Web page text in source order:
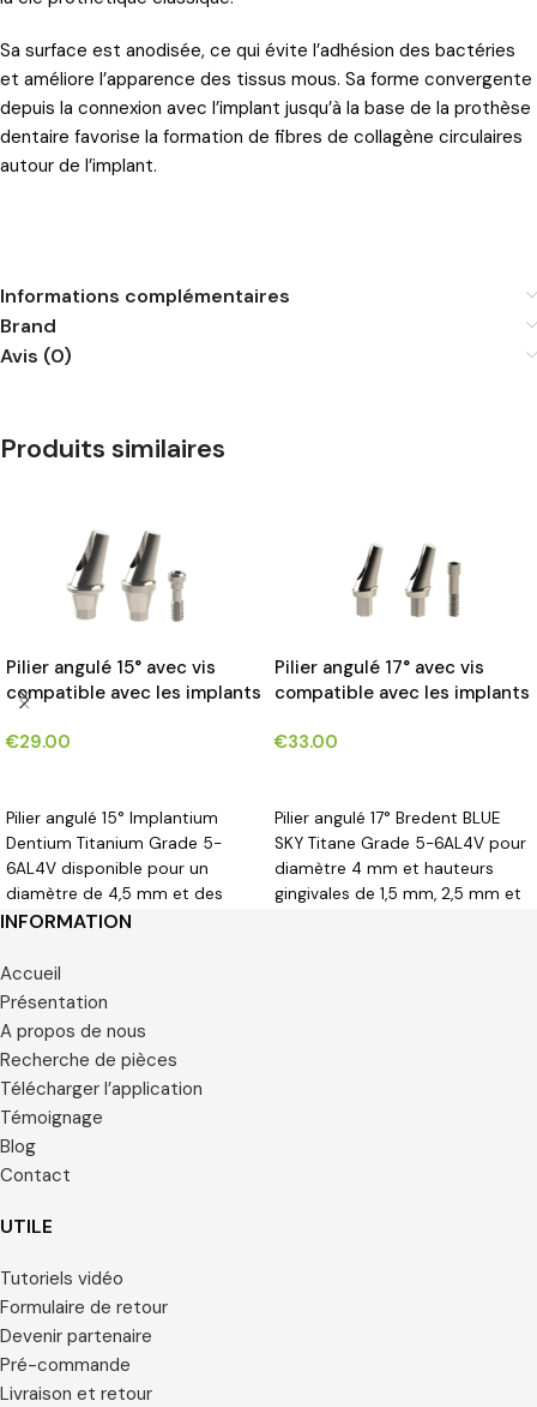
Sa surface est anodisée, ce qui évite l’adhésion des bactéries
et améliore l’apparence des tissus mous. Sa forme convergente
depuis la connexion avec l’implant jusqu’à la base de la prothèse
dentaire favorise la formation de fibres de collagène circulaires
autour de l’implant.
Informations complémentaires
Brand
Avis (0)
Produits similaires
Pilier angulé 15° avec vis
compatible avec les implants
€29.00
Pilier angulé 15° Implantium
Dentium Titanium Grade 5-
6AL4V disponible pour un
diamètre de 4,5 mm et des
hauteurs gingivales de 1,5/2,5/3,5
Pilier angulé 17° avec vis
compatible avec les implants
€33.00
Pilier angulé 17° Bredent BLUE
SKY Titane Grade 5-6AL4V pour
diamètre 4 mm et hauteurs
gingivales de 1,5 mm, 2,5 mm et
INFORMATION
Accueil
Présentation
A propos de nous
Recherche de pièces
Télécharger l’application
Témoignage
Blog
Contact
UTILE
Tutoriels vidéo
Formulaire de retour
Devenir partenaire
Pré-commande
Livraison et retour